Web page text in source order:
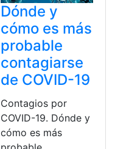
Dónde y
cómo es más
probable
contagiarse
de COVID-19
Contagios por
COVID-19. Dónde y
cómo es más